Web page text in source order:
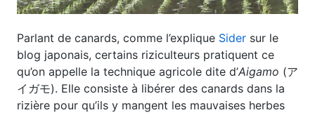
Parlant de canards, comme l’explique Sider sur le
blog japonais, certains riziculteurs pratiquent ce
qu’on appelle la technique agricole dite d’Aigamo (ア
イガモ). Elle consiste à libérer des canards dans la
rizière pour qu’ils y mangent les mauvaises herbes